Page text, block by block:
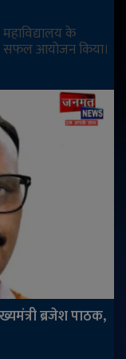
के
सफल आयोजन किया।
ब्रजेश पाठक,